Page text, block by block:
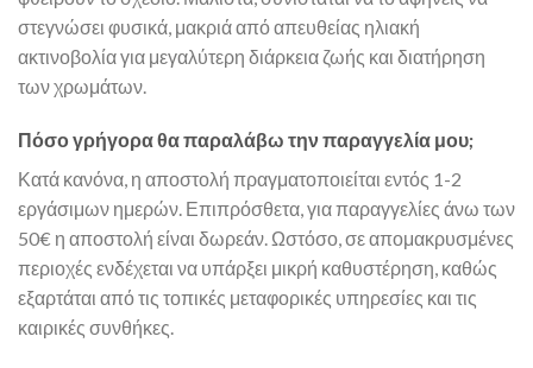
στεγνώσει φυσικά, μακριά από απευθείας ηλιακή
ακτινοβολία για μεγαλύτερη διάρκεια ζωής και διατήρηση
των χρωμάτων.
Πόσο γρήγορα θα παραλάβω την παραγγελία μου;
Κατά κανόνα, η αποστολή πραγματοποιείται εντός 1-2
εργάσιμων ημερών. Επιπρόσθετα, για παραγγελίες άνω των
50€ η αποστολή είναι δωρεάν. Ωστόσο, σε απομακρυσμένες
περιοχές ενδέχεται να υπάρξει μικρή καθυστέρηση, καθώς
εξαρτάται από τις τοπικές μεταφορικές υπηρεσίες και τις
καιρικές συνθήκες.